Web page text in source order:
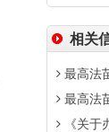
相关
最高法
最高法
《关于